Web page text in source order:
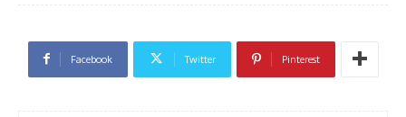
Facebook Twitter Pinterest